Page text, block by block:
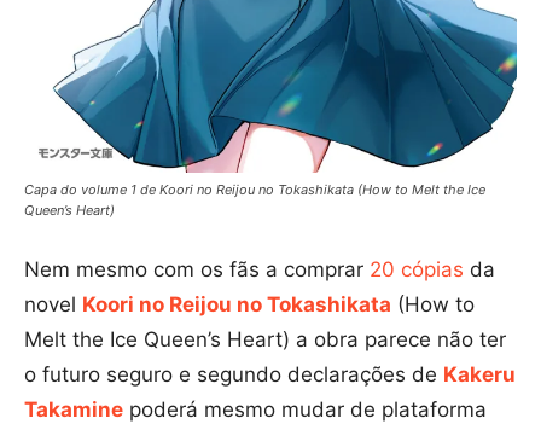
Capa do volume 1 de Koori no Reijou no Tokashikata (How to Melt the Ice
Queen’s Heart)
Nem mesmo com os fãs a comprar 20 cópias da
novel Koori no Reijou no Tokashikata (How to
Melt the Ice Queen’s Heart) a obra parece não ter
o futuro seguro e segundo declarações de Kakeru
Takamine poderá mesmo mudar de plataforma